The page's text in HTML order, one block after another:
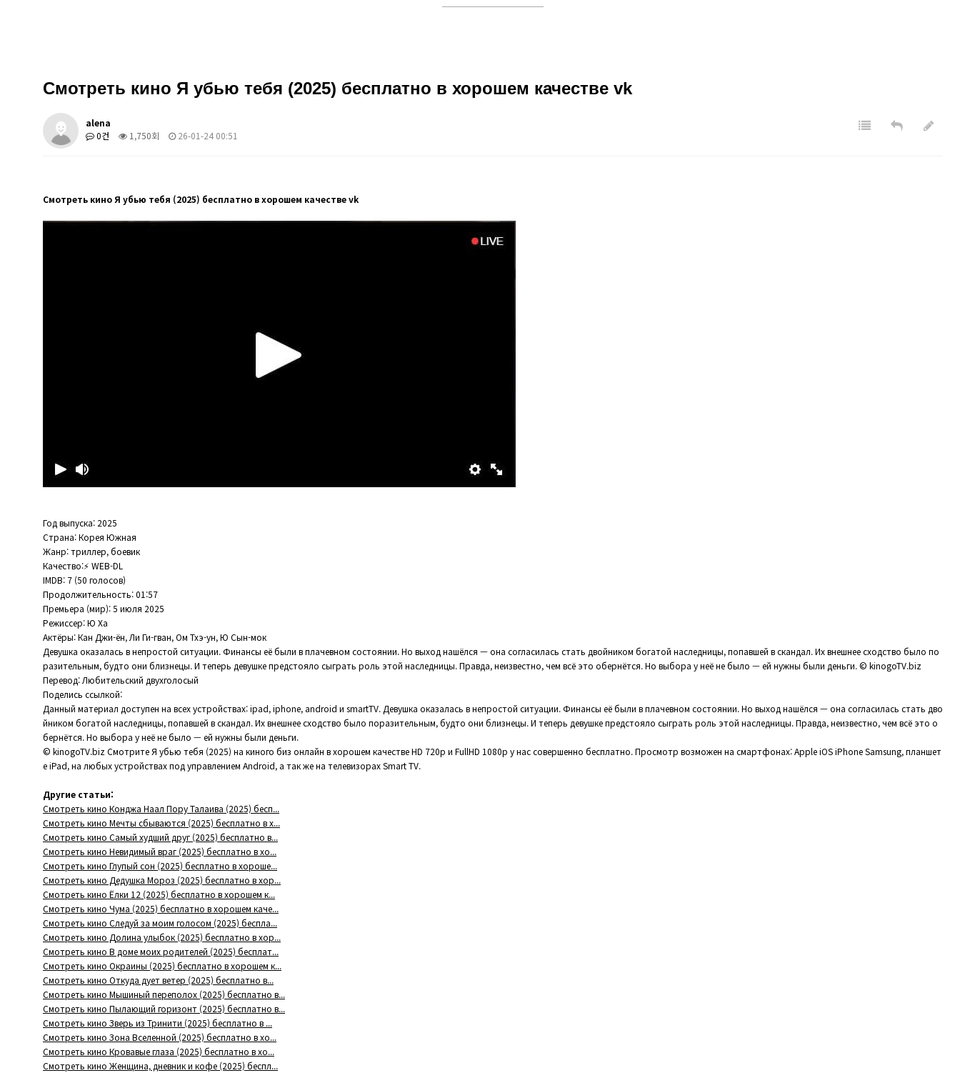
Смотреть кино Я убью тебя (2025) бесплатно в хорошем качестве vk
alena
0건
1,750회 26-01-24 00:51
Смотреть кино Я убью тебя (2025) бесплатно в хорошем качестве vk
Год выпуска: 2025
Страна: Корея Южная
Жанр: триллер, боевик
Качество:⚡ WEB-DL
IMDB: 7 (50 голосов)
Продолжительность: 01:57
Премьера (мир): 5 июля 2025
Режиссер: Ю Ха
Актёры: Кан Джи-ён, Ли Ги-гван, Ом Тхэ-ун, Ю Сын-мок
Девушка оказалась в непростой ситуации. Финансы её были в плачевном состоянии. Но выход нашёлся — она согласилась стать двойником богатой наследницы, попавшей в скандал. Их внешнее сходство было по
разительным, будто они близнецы. И теперь девушке предстояло сыграть роль этой наследницы. Правда, неизвестно, чем всё это обернётся. Но выбора у неё не было — ей нужны были деньги. © kinogoTV.biz
Перевод: Любительский двухголосый
Поделись ссылкой:
Данный материал доступен на всех устройствах: ipad, iphone, android и smartTV. Девушка оказалась в непростой ситуации. Финансы её были в плачевном состоянии. Но выход нашёлся — она согласилась стать дво
йником богатой наследницы, попавшей в скандал. Их внешнее сходство было поразительным, будто они близнецы. И теперь девушке предстояло сыграть роль этой наследницы. Правда, неизвестно, чем всё это о
бернётся. Но выбора у неё не было — ей нужны были деньги.
© kinogoTV.biz Смотрите Я убью тебя (2025) на киного биз онлайн в хорошем качестве HD 720p и FullHD 1080p у нас совершенно бесплатно. Просмотр возможен на смартфонах: Apple iOS iPhone Samsung, планшет
е iPad, на любых устройствах под управлением Android, а так же на телевизорах Smart TV.
Другие статьи:
Смотреть кино Конджа Наал Пору Талаива (2025) бесп...
Смотреть кино Мечты сбываются (2025) бесплатно в х...
Смотреть кино Самый худший друг (2025) бесплатно в...
Смотреть кино Невидимый враг (2025) бесплатно в хо...
Смотреть кино Глупый сон (2025) бесплатно в хороше...
Смотреть кино Дедушка Мороз (2025) бесплатно в хор...
Смотреть кино Ёлки 12 (2025) бесплатно в хорошем к...
Смотреть кино Чума (2025) бесплатно в хорошем каче...
Смотреть кино Следуй за моим голосом (2025) беспла...
Смотреть кино Долина улыбок (2025) бесплатно в хор...
Смотреть кино В доме моих родителей (2025) бесплат...
Смотреть кино Окраины (2025) бесплатно в хорошем к...
Смотреть кино Откуда дует ветер (2025) бесплатно в...
Смотреть кино Мышиный переполох (2025) бесплатно в...
Смотреть кино Пылающий горизонт (2025) бесплатно в...
Смотреть кино Зверь из Тринити (2025) бесплатно в ...
Смотреть кино Зона Вселенной (2025) бесплатно в хо...
Смотреть кино Кровавые глаза (2025) бесплатно в хо...
Смотреть кино Женщина, дневник и кофе (2025) беспл...